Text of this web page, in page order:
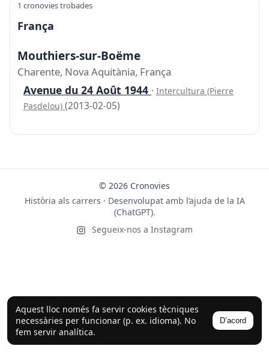
Aquest lloc només fa servir cookies tècniques
necessàries per funcionar (p. ex. idioma). No
fem servir analítica.
D’acord
1 cronovies trobades
França
Mouthiers-sur-Boëme
Charente, Nova Aquitània, França
Avenue du 24 Août 1944 · Intercultura (Pierre
Pasdelou) (2013-02-05)
© 2026 Cronovies
Història als carrers · Desenvolupat amb l’ajuda de la IA
(ChatGPT).
Segueix-nos a Instagram